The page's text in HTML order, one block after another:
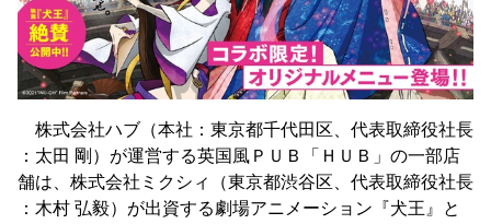
株式会社ハブ（本社：東京都千代田区、代表取締役社長
：太田 剛）が運営する英国風ＰＵＢ「ＨＵＢ」の一部店
舗は、株式会社ミクシィ（東京都渋谷区、代表取締役社長
：木村 弘毅）が出資する劇場アニメーション『犬王』と